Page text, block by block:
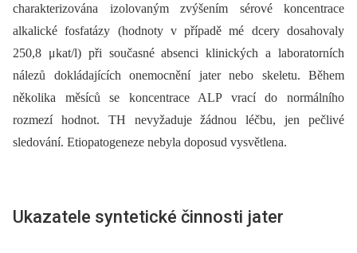
charakterizována izolovaným zvýšením sérové koncentrace
alkalické fosfatázy (hodnoty v případě mé dcery dosahovaly
250,8 μkat/l) při současné absenci klinických a laboratorních
nálezů dokládajících onemocnění jater nebo skeletu. Během
několika měsíců se koncentrace ALP vrací do normálního
rozmezí hodnot. TH nevyžaduje žádnou léčbu, jen pečlivé
sledování. Etiopatogeneze nebyla doposud vysvětlena.
Ukazatele syntetické činnosti jater